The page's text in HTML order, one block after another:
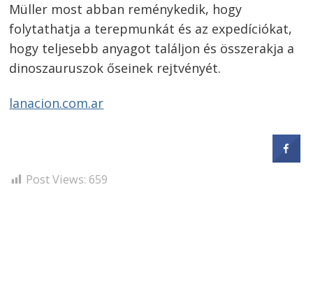
Müller most abban reménykedik, hogy
folytathatja a terepmunkát és az expedíciókat,
hogy teljesebb anyagot találjon és összerakja a
dinoszauruszok őseinek rejtvényét.
lanacion.com.ar
Post Views: 659